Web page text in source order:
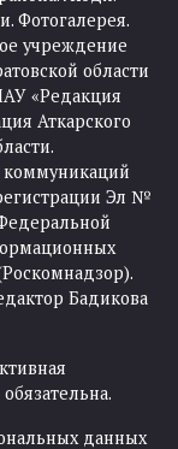
Фотогалерея.
учреждение
области
«Редакция
Аткарского
Эл №
Бадикова
данных